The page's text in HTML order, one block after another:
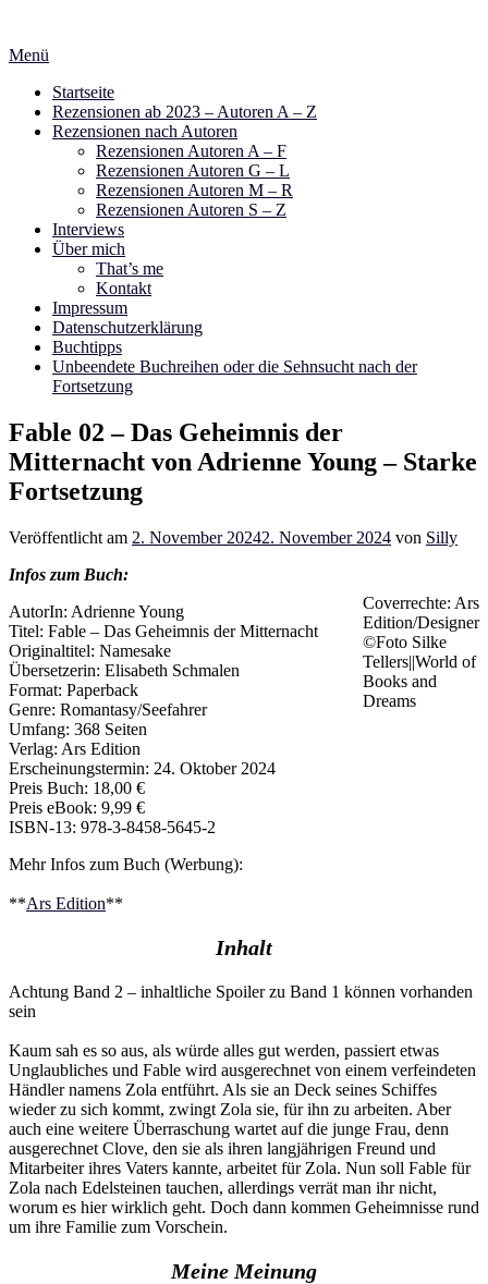
springen
Menü
Startseite
Rezensionen ab 2023 – Autoren A – Z
Rezensionen nach Autoren
Rezensionen Autoren A – F
Rezensionen Autoren G – L
Rezensionen Autoren M – R
Rezensionen Autoren S – Z
Interviews
Über mich
That’s me
Kontakt
Impressum
Datenschutzerklärung
Buchtipps
Unbeendete Buchreihen oder die Sehnsucht nach der
Fortsetzung
Fable 02 – Das Geheimnis der
Mitternacht von Adrienne Young – Starke
Fortsetzung
Veröffentlicht am 2. November 20242. November 2024 von Silly
Coverrechte: Ars
Edition/Designer
©Foto Silke
Tellers||World of
Books and
Dreams
Infos zum Buch:
AutorIn: Adrienne Young
Titel: Fable – Das Geheimnis der Mitternacht
Originaltitel: Namesake
Übersetzerin: Elisabeth Schmalen
Format: Paperback
Genre: Romantasy/Seefahrer
Umfang: 368 Seiten
Verlag: Ars Edition
Erscheinungstermin: 24. Oktober 2024
Preis Buch: 18,00 €
Preis eBook: 9,99 €
ISBN-13: 978-3-8458-5645-2
Mehr Infos zum Buch (Werbung):
**Ars Edition**
Inhalt
Achtung Band 2 – inhaltliche Spoiler zu Band 1 können vorhanden
sein
Kaum sah es so aus, als würde alles gut werden, passiert etwas
Unglaubliches und Fable wird ausgerechnet von einem verfeindeten
Händler namens Zola entführt. Als sie an Deck seines Schiffes
wieder zu sich kommt, zwingt Zola sie, für ihn zu arbeiten. Aber
auch eine weitere Überraschung wartet auf die junge Frau, denn
ausgerechnet Clove, den sie als ihren langjährigen Freund und
Mitarbeiter ihres Vaters kannte, arbeitet für Zola. Nun soll Fable für
Zola nach Edelsteinen tauchen, allerdings verrät man ihr nicht,
worum es hier wirklich geht. Doch dann kommen Geheimnisse rund
um ihre Familie zum Vorschein.
Meine Meinung